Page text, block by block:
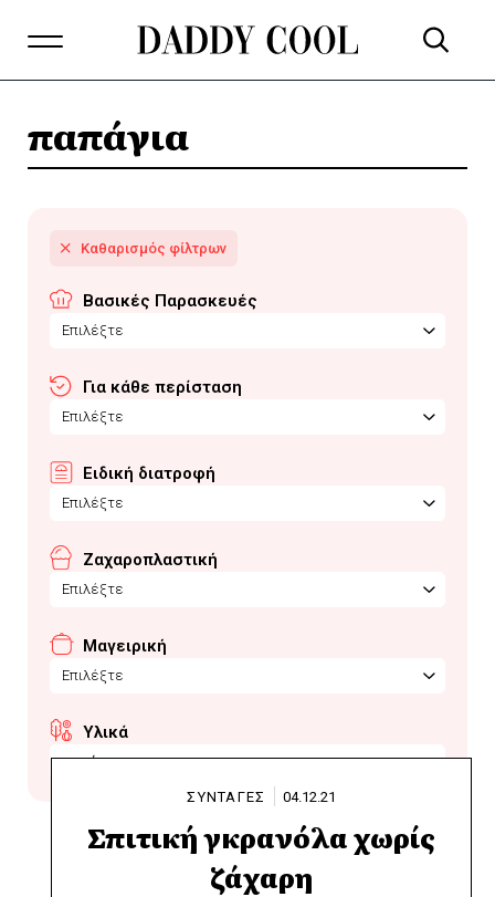
παπάγια
Βασικές Παρασκευές
Επιλέξτε
Για κάθε περίσταση
Επιλέξτε
Ειδική διατροφή
Επιλέξτε
Ζαχαροπλαστική
Επιλέξτε
Μαγειρική
Επιλέξτε
Υλικά
παπάγια
ΣΥΝΤΑΓΕΣ 04.12.21
Σπιτική γκρανόλα χωρίς
ζάχαρη